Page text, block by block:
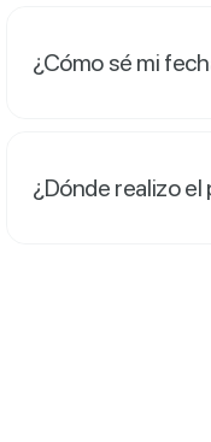
¿Cómo sé mi
¿Dónde realizo